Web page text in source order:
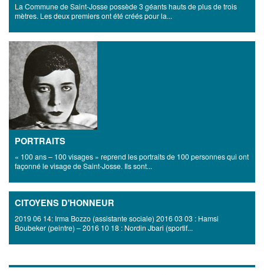
La Commune de Saint-Josse possède 3 géants hauts de plus de trois
mètres. Les deux premiers ont été créés pour la...
PORTRAITS
« 100 ans – 100 visages » reprend les portraits de 100 personnes qui ont
façonné le visage de Saint-Josse. Ils sont...
CITOYENS D'HONNEUR
2019 06 14: Irma Bozzo (assistante sociale) 2016 03 03 : Hamsi
Boubeker (peintre) – 2016 10 18 : Nordin Jbari (sportif...